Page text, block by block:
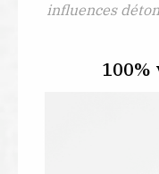
influences